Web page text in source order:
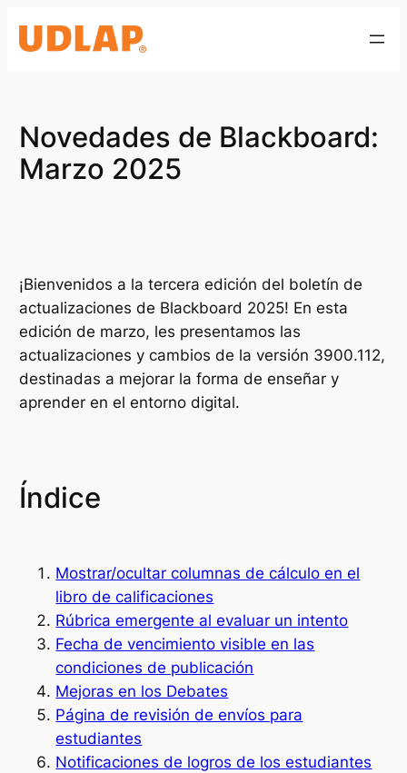
Novedades de Blackboard:
Marzo 2025
¡Bienvenidos a la tercera edición del boletín de
actualizaciones de Blackboard 2025! En esta
edición de marzo, les presentamos las
actualizaciones y cambios de la versión 3900.112,
destinadas a mejorar la forma de enseñar y
aprender en el entorno digital.
Índice
Mostrar/ocultar columnas de cálculo en el
libro de calificaciones
Rúbrica emergente al evaluar un intento
Fecha de vencimiento visible en las
condiciones de publicación
Mejoras en los Debates
Página de revisión de envíos para
estudiantes
Notificaciones de logros de los estudiantes